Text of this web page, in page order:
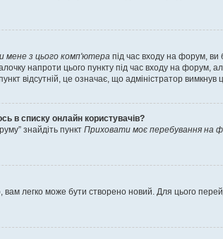
мене з цього комп'ютера під час входу на форум, ви
напроти цього пункту під час входу на
відсутній, це означає, що адміністратор
в списку онлайн користувачів?
знайдіть пункт Приховати моє перебування на
легко може бути створено новий. Для цього